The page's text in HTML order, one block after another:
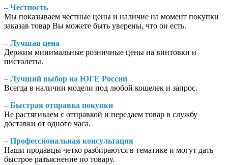
– Честность
Мы показываем честные цены и наличие на момент покупки
заказав товар Вы можете быть уверены, что он есть.
– Лучшая цена
Держим минимальные розничные цены на винтовки и
пистолеты.
– Лучший выбор на ЮГЕ России
Всегда в наличии модели под любой кошелек и запрос.
– Быстрая отправка покупки
Не растягиваем с отправкой и передаем товар в службу
доставки от одного часа.
– Профессиональная консультация
Наши продавцы четко разбираются в тематике и могут дать
быстрое разъяснение по товару.